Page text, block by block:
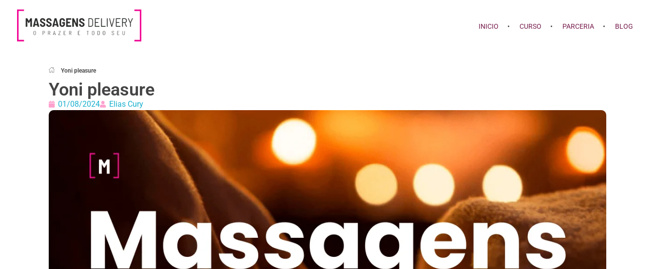
INICIO CURSO PARCERIA BLOG
Yoni pleasure
Yoni pleasure
01/08/2024 Elias Cury